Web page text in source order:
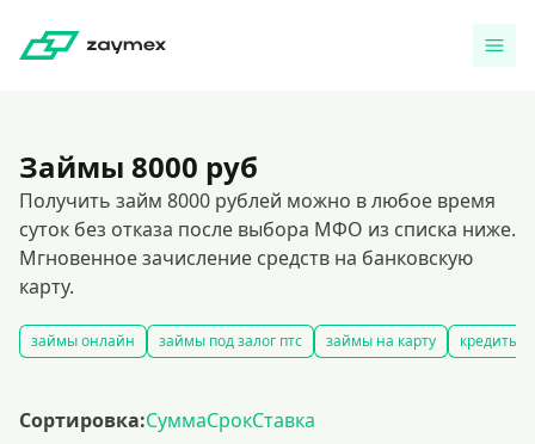
Займы 8000 руб
Получить займ 8000 рублей можно в любое время
суток без отказа после выбора МФО из списка ниже.
Мгновенное зачисление средств на банковскую
карту.
займы онлайн займы под залог птс займы на карту кредиты и
Сортировка:СуммаСрокСтавка